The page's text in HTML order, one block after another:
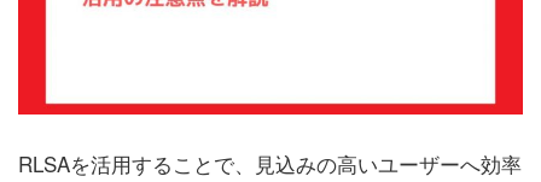
RLSAを活用することで、見込みの高いユーザーへ効率